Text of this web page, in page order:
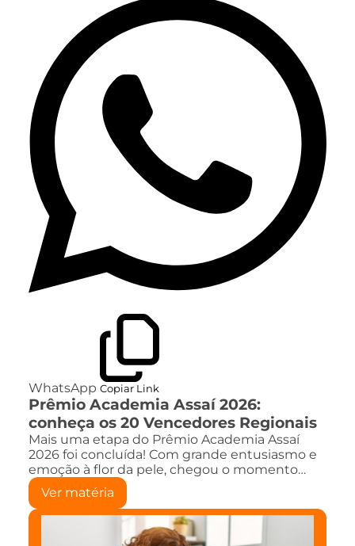
WhatsApp Copiar Link
Prêmio Academia Assaí 2026:
conheça os 20 Vencedores Regionais
Mais uma etapa do Prêmio Academia Assaí
2026 foi concluída! Com grande entusiasmo e
emoção à flor da pele, chegou o momento…
Ver matéria